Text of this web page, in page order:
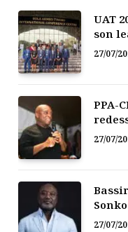
UAT
son
27/07/
PPA-
27/07/
doit
27/07/